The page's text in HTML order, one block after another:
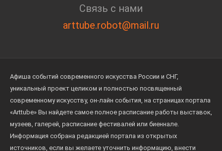
Связь с нами
arttube.robot@mail.ru
Афиша событий современного искусства России и СНГ,
уникальный проект целиком и полностью посвященный
современному искусству, он-лайн события, на страницах портала
«Arttube» Вы найдете самое полное расписание работы выставок,
музеев, галерей, расписание фестивалей или биеннале.
Информация собрана редакцией портала из открытых
источников, если вы желаете уточнить информацию, внести